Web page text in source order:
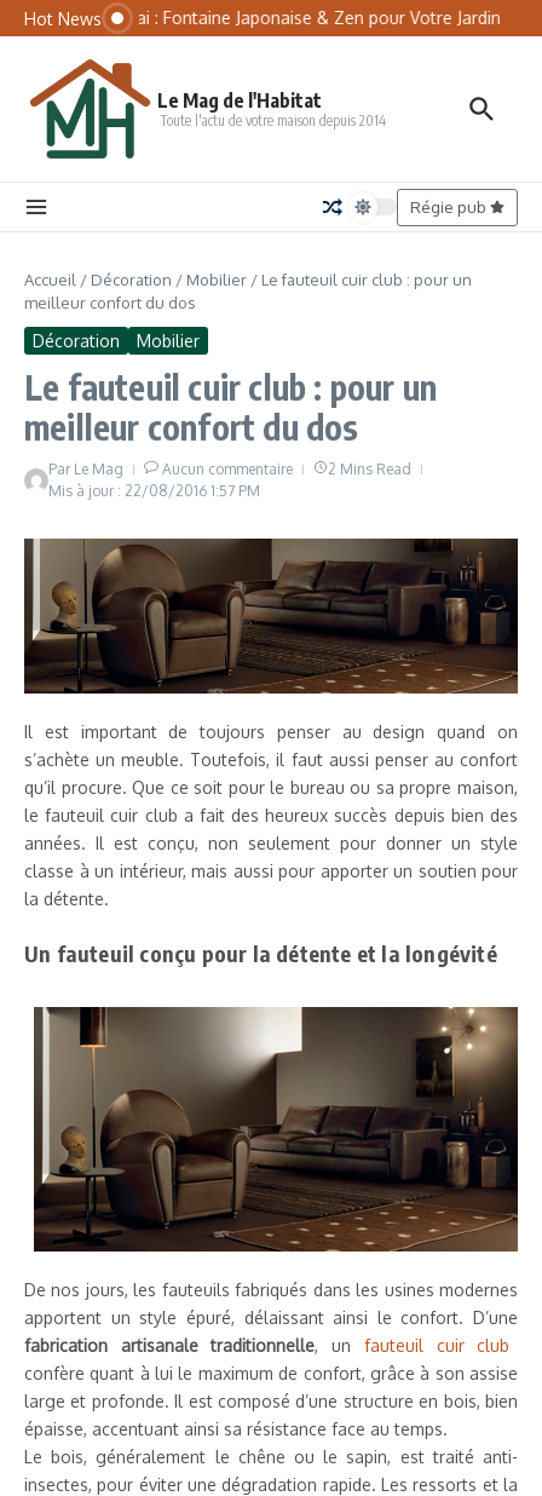
Aller au contenu
Hot NewsTsukubai : Fontaine Japonaise & Zen pour Votre Jardin
Le Mag de l'Habitat
Toute l'actu de votre maison depuis 2014
Régie pub
Accueil / Décoration / Mobilier / Le fauteuil cuir club : pour un
meilleur confort du dos
Décoration Mobilier
Le fauteuil cuir club : pour un
meilleur confort du dos
Par Le Mag Aucun commentaire
2 Mins Read
Mis à jour : 22/08/2016 1:57 PM
Il est important de toujours penser au design quand on
s’achète un meuble. Toutefois, il faut aussi penser au confort
qu’il procure. Que ce soit pour le bureau ou sa propre maison,
le fauteuil cuir club a fait des heureux succès depuis bien des
années. Il est conçu, non seulement pour donner un style
classe à un intérieur, mais aussi pour apporter un soutien pour
la détente.
Un fauteuil conçu pour la détente et la longévité
De nos jours, les fauteuils fabriqués dans les usines modernes
apportent un style épuré, délaissant ainsi le confort. D’une
fabrication artisanale traditionnelle, un fauteuil cuir club
confère quant à lui le maximum de confort, grâce à son assise
large et profonde. Il est composé d’une structure en bois, bien
épaisse, accentuant ainsi sa résistance face au temps.
Le bois, généralement le chêne ou le sapin, est traité anti-
insectes, pour éviter une dégradation rapide. Les ressorts et la
Panneau de gestion des cookies